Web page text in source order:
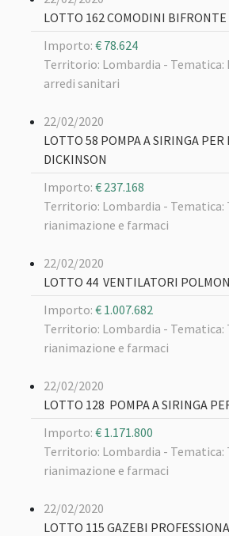
LOTTO 162 COMODINI BIFRONTE
Importo: € 78.624
Territorio: Lombardia -
arredi sanitari
22/02/2020
LOTTO 58 POMPA A SIRINGA
DICKINSON
Importo: € 237.168
Territorio: Lombardia - Tematica:
rianimazione e farmaci
22/02/2020
LOTTO 44 VENTILATORI
Importo: € 1.007.682
Territorio: Lombardia - Tematica:
rianimazione e farmaci
22/02/2020
LOTTO 128 POMPA A SIRINGA
Importo: € 1.171.800
Territorio: Lombardia - Tematica:
rianimazione e farmaci
22/02/2020
LOTTO 115 GAZEBI